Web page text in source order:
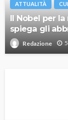
ATTUALITÀ
Il Nobel per
spiega gli
Redazione